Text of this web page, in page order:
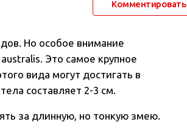
Комментировать
Но особое внимание
Это самое крупное
вида могут достигать в
составляет 2-3 см.
за длинную, но тонкую змею.